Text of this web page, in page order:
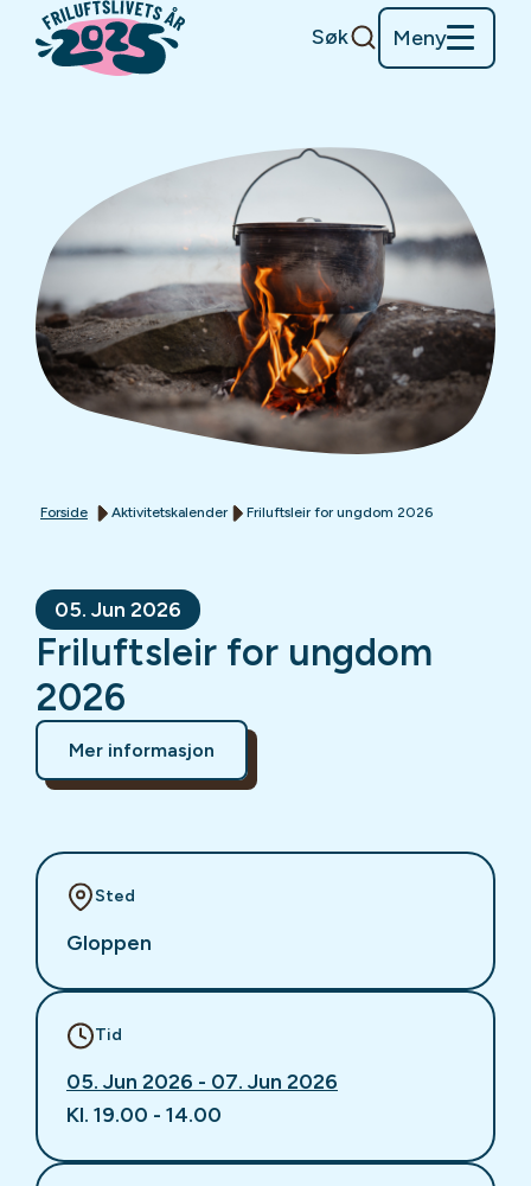
Søk Meny
Forside Aktivitetskalender Friluftsleir for ungdom 2026
05. Jun 2026
Friluftsleir for ungdom
2026
Mer informasjon
Sted
Gloppen
Tid
05. Jun 2026 - 07. Jun 2026
Kl. 19.00 - 14.00